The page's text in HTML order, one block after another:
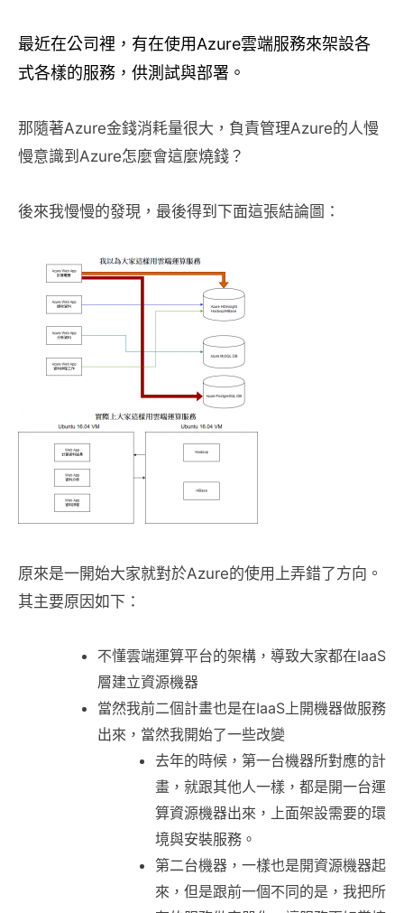
最近在公司裡，有在使用Azure雲端服務來架設各
式各樣的服務，供測試與部署。
那隨著Azure金錢消耗量很大，負責管理Azure的人慢
慢意識到Azure怎麼會這麼燒錢？
後來我慢慢的發現，最後得到下面這張結論圖：
原來是一開始大家就對於Azure的使用上弄錯了方向。
其主要原因如下：
不懂雲端運算平台的架構，導致大家都在IaaS
層建立資源機器
當然我前二個計畫也是在IaaS上開機器做服務
出來，當然我開始了一些改變
去年的時候，第一台機器所對應的計
畫，就跟其他人一樣，都是開一台運
算資源機器出來，上面架設需要的環
境與安裝服務。
第二台機器，一樣也是開資源機器起
來，但是跟前一個不同的是，我把所